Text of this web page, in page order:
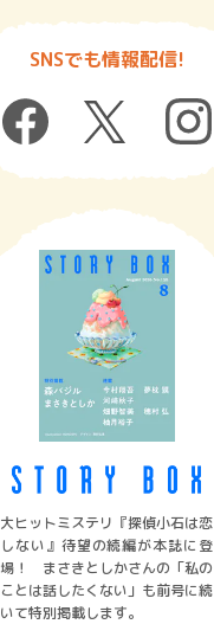
SNSでも情報配信!
大ヒットミステリ『探偵小石は恋
しない』待望の続編が本誌に登
場！ まさきとしかさんの「私の
ことは話したくない」も前号に続
いて特別掲載します。